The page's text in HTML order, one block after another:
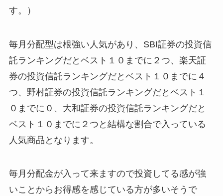
す。）
毎月分配型は根強い人気があり、SBI証券の投資信
託ランキングだとベスト１０までに２つ、楽天証
券の投資信託ランキングだとベスト１０までに４
つ、野村証券の投資信託ランキングだとベスト１
０までに０、大和証券の投資信託ランキングだと
ベスト１０までに２つと結構な割合で入っている
人気商品となります。
毎月分配金が入って来ますので投資してる感が強
いことからお得感を感じている方が多いそうで